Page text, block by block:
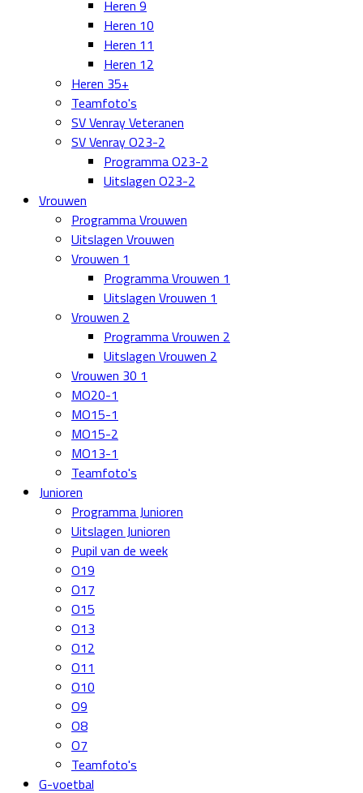
Heren 9
Heren 10
Heren 11
Heren 12
Heren 35+
Teamfoto's
SV Venray Veteranen
SV Venray O23-2
Programma O23-2
Uitslagen O23-2
Vrouwen
Programma Vrouwen
Uitslagen Vrouwen
Vrouwen 1
Programma Vrouwen 1
Uitslagen Vrouwen 1
Vrouwen 2
Programma Vrouwen 2
Uitslagen Vrouwen 2
Vrouwen 30 1
MO20-1
MO15-1
MO15-2
MO13-1
Teamfoto's
Junioren
Programma Junioren
Uitslagen Junioren
Pupil van de week
O19
O17
O15
O13
O12
O11
O10
O9
O8
O7
Teamfoto's
G-voetbal